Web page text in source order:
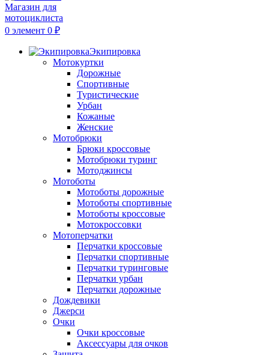
0 элемент 0 ₽
Экипировка
Мотокуртки
Дорожные
Спортивные
Туристические
Урбан
Кожаные
Женские
Мотобрюки
Брюки кроссовые
Мотобрюки туринг
Мотоджинсы
Мотоботы
Мотоботы дорожные
Мотоботы спортивные
Мотоботы кроссовые
Мотокроссовки
Мотоперчатки
Перчатки кроссовые
Перчатки спортивные
Перчатки туринговые
Перчатки урбан
Перчатки дорожные
Дождевики
Джерси
Очки
Очки кроссовые
Аксессуары для очков